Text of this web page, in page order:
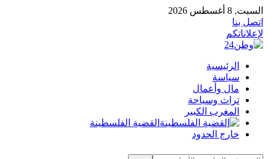
السبت, 8 أغسطس 2026
اتصل بنا
لإعلاناتكم
الرئيسية
سياسة
مال وأعمال
تراث وسياحة
المغرب الكبير
القضية الفلسطينة
خارج الحدود